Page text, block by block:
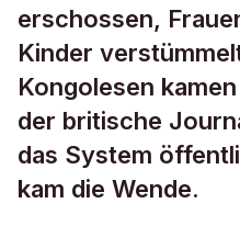
erschossen,
Kinder
Kongolesen
der britische
das System
kam die Wende.